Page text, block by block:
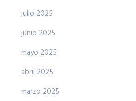
julio 2025
junio 2025
mayo 2025
abril 2025
marzo 2025